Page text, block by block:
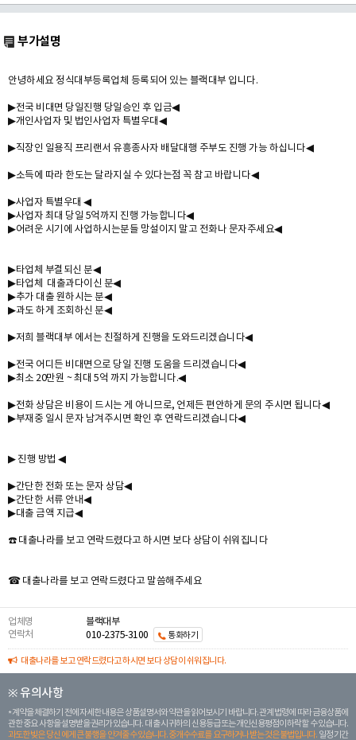
부가설명
안녕하세요 정식대부등록업체 등록되어 있는 블랙대부 입니다.
▶전국 비대면 당일진행 당일승인 후 입금◀
▶개인사업자 및 법인사업자 특별우대◀
▶직장인 일용직 프리랜서 유흥종사자 배달대행 주부도 진행 가능 하십니다◀
▶소득에 따라 한도는 달라지실 수 있다는점 꼭 참고 바랍니다◀
▶사업자 특별우대 ◀
▶사업자 최대 당일 5억까지 진행 가능합니다◀
▶어려운 시기에 사업하시는분들 망설이지 말고 전화나 문자주세요◀
▶타업체 부결되신 분◀
▶타업체 대출과다이신 분◀
▶추가 대출 원하시는 분◀
▶과도 하게 조회하신 분◀
▶저희 블랙대부 에서는 친절하게 진행을 도와드리겠습니다◀
▶전국 어디든 비대면으로 당일 진행 도움을 드리겠습니다◀
▶최소 20만원 ~ 최대 5억 까지 가능합니다.◀
▶전화 상담은 비용이 드시는 게 아니므로, 언제든 편안하게 문의 주시면 됩니다◀
▶부재중 일시 문자 남겨주시면 확인 후 연락드리겠습니다◀
▶ 진행 방법 ◀
▶간단한 전화 또는 문자 상담◀
▶간단한 서류 안내◀
▶대출 금액 지급◀
☎️ 대출나라를 보고 연락드렸다고 하시면 보다 상담이 쉬워집니다
☎ 대출나라를 보고 연락드렸다고 말씀해주세요
업체명
블랙대부
연락처
010-2375-3100 통화하기
대출나라를 보고 연락드렸다고 하시면 보다 상담이 쉬워집니다.
※ 유의사항
계약을 체결하기 전에 자세한 내용은 상품설명서와 약관을 읽어보시기 바랍니다. 관계 법령에 따라 금융상품에
관한 중요 사항을 설명받을 권리가 있습니다. 대 출 시 귀하의 신용등급 또는 개인신용평점이 하락할 수 있습니다.
과도한 빚은 당신 에게 큰 불행을 안겨줄 수 있습니다. 중개수수료를 요구하거나 받는 것은 불법입니다. 일정 기간